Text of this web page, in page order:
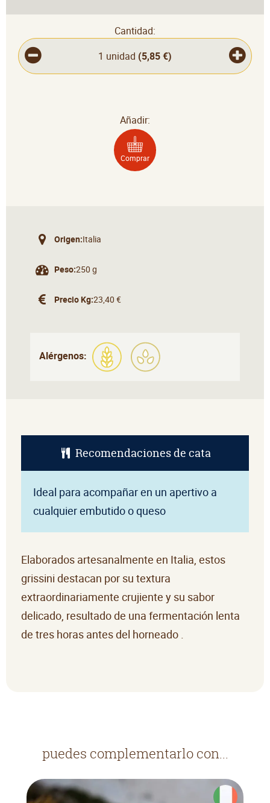
Cantidad:
1 unidad (5,85 €)
Añadir:
Comprar
Origen:Italia
Peso:250 g
Precio Kg:23,40 €
Alérgenos:
Recomendaciones de cata
Ideal para acompañar en un apertivo a
cualquier embutido o queso
Elaborados artesanalmente en Italia, estos
grissini destacan por su textura
extraordinariamente crujiente y su sabor
delicado, resultado de una fermentación lenta
de tres horas antes del horneado .
puedes complementarlo con...